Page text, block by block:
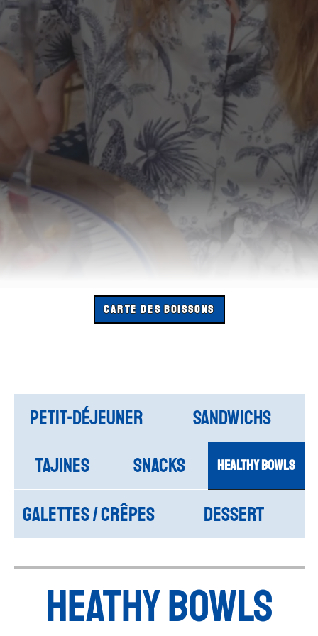
Petit-déjeuner
SANDWICHS
TAJINES
SNACKS HEALTHY BOWLS
GALETTES / CRÊPES DESSERT
HEATHY BOWLS
CARTE DES BOISSONS